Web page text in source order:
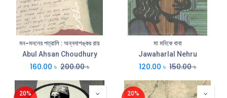
মন-মননের পত্রালি : অন্নদাশঙ্কর রায়
Abul Ahsan Choudhury
160.00 ৳ 200.00৳
মা মনিকে বাবা
Jawaharlal Nehru
120.00 ৳ 150.00৳
20%
20%